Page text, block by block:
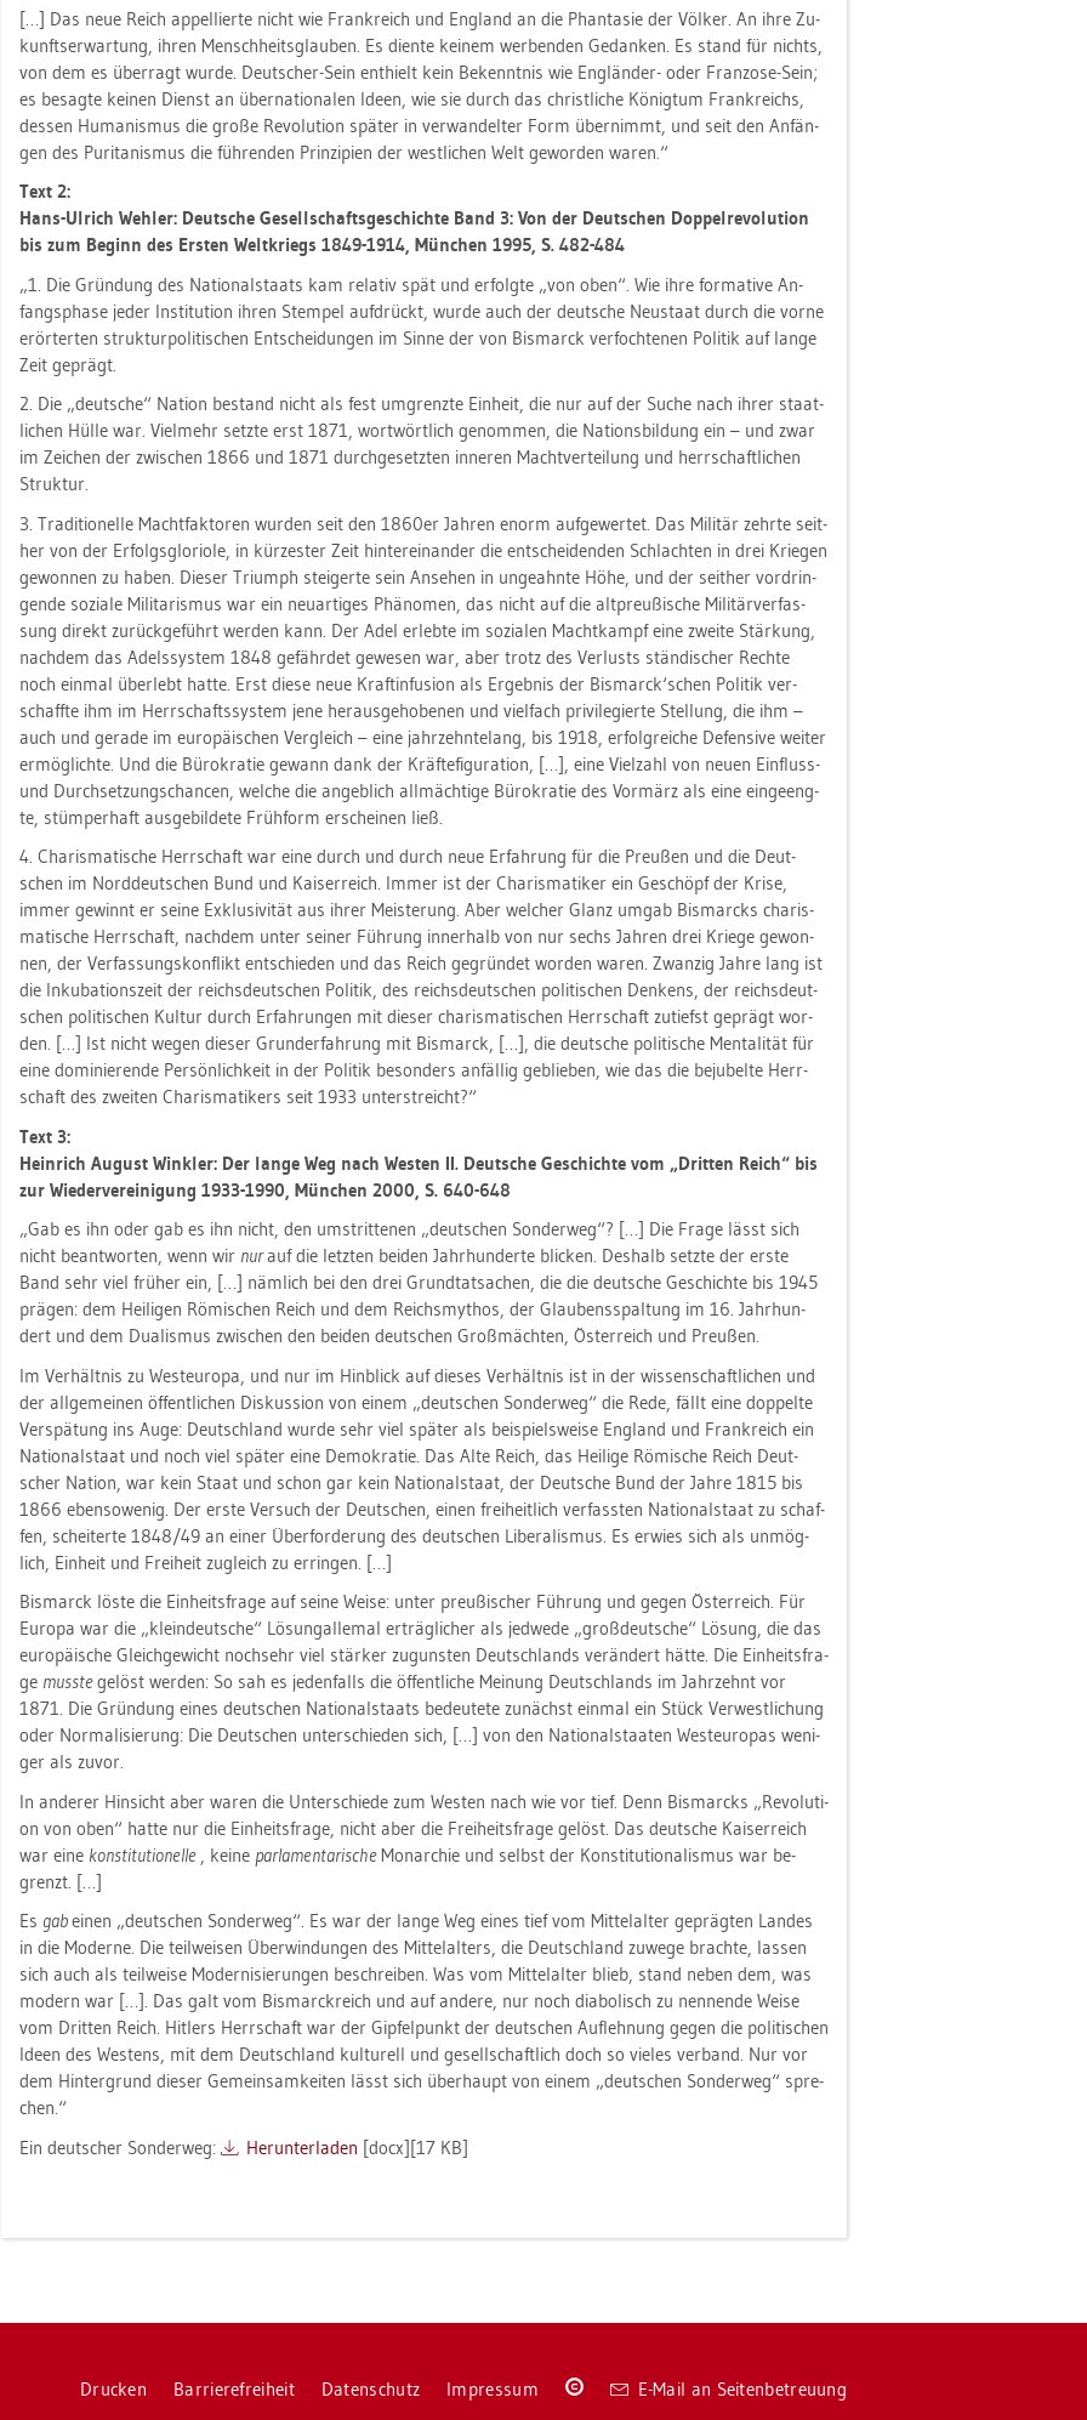
[…] Das neue Reich ap­pel­lier­te nicht wie Frank­reich und Eng­land an die Phan­ta­sie der Völ­ker. An ihre Zu­
kunfts­er­war­tung, ihren Mensch­heits­glau­ben. Es dien­te kei­nem wer­ben­den Ge­dan­ken. Es stand für nichts,
von dem es über­ragt wurde. Deut­scher-Sein ent­hielt kein Be­kennt­nis wie Eng­län­der- oder Fran­zo­se-Sein;
es be­sag­te kei­nen Dienst an über­na­tio­na­len Ideen, wie sie durch das christ­li­che Kö­nig­tum Frank­reichs,
des­sen Hu­ma­nis­mus die große Re­vo­lu­ti­on spä­ter in ver­wan­del­ter Form über­nimmt, und seit den An­fän­
gen des Pu­ri­ta­nis­mus die füh­ren­den Prin­zi­pi­en der west­li­chen Welt ge­wor­den waren.“
Text 2:
Hans-Ul­rich Weh­ler: Deut­sche Ge­sell­schafts­ge­schich­te Band 3: Von der Deut­schen Dop­pel­re­vo­lu­ti­on
bis zum Be­ginn des Ers­ten Welt­kriegs 1849-1914, Mün­chen 1995, S. 482-484
„1. Die Grün­dung des Na­tio­nal­staats kam re­la­tiv spät und er­folg­te „von oben“. Wie ihre for­ma­ti­ve An­
fangs­pha­se jeder In­sti­tu­ti­on ihren Stem­pel auf­drückt, wurde auch der deut­sche Neu­staat durch die vorne
er­ör­ter­ten struk­tur­po­li­ti­schen Ent­schei­dun­gen im Sinne der von Bis­marck ver­foch­te­nen Po­li­tik auf lange
Zeit ge­prägt.
2. Die „deut­sche“ Na­ti­on be­stand nicht als fest um­grenz­te Ein­heit, die nur auf der Suche nach ihrer staat­
li­chen Hülle war. Viel­mehr setz­te erst 1871, wort­wört­lich ge­nom­men, die Na­ti­ons­bil­dung ein – und zwar
im Zei­chen der zwi­schen 1866 und 1871 durch­ge­setz­ten in­ne­ren Macht­ver­tei­lung und herr­schaft­li­chen
Struk­tur.
3. Tra­di­tio­nel­le Macht­fak­to­ren wur­den seit den 1860er Jah­ren enorm auf­ge­wer­tet. Das Mi­li­tär zehr­te seit­
her von der Er­folgs­glo­rio­le, in kür­zes­ter Zeit hin­ter­ein­an­der die ent­schei­den­den Schlach­ten in drei Krie­gen
ge­won­nen zu haben. Die­ser Tri­umph stei­ger­te sein An­se­hen in un­ge­ahn­te Höhe, und der seit­her vor­drin­
gen­de so­zia­le Mi­li­ta­ris­mus war ein neu­ar­ti­ges Phä­no­men, das nicht auf die alt­preu­ßi­sche Mi­li­tär­ver­fas­
sung di­rekt zu­rück­ge­führt wer­den kann. Der Adel er­leb­te im so­zia­len Macht­kampf eine zwei­te Stär­kung,
nach­dem das Adels­sys­tem 1848 ge­fähr­det ge­we­sen war, aber trotz des Ver­lusts stän­di­scher Rech­te
noch ein­mal über­lebt hatte. Erst diese neue Kraf­t­in­fu­si­on als Er­geb­nis der Bis­marck‘schen Po­li­tik ver­
schaff­te ihm im Herr­schafts­sys­tem jene her­aus­ge­ho­be­nen und viel­fach pri­vi­le­gier­te Stel­lung, die ihm –
auch und ge­ra­de im eu­ro­päi­schen Ver­gleich – eine jahr­zehn­te­lang, bis 1918, er­folg­rei­che De­fen­si­ve wei­ter
er­mög­lich­te. Und die Bü­ro­kra­tie ge­wann dank der Kräf­te­fi­gu­ra­ti­on, […], eine Viel­zahl von neuen Ein­fluss-
und Durch­set­zungs­chan­cen, wel­che die an­geb­lich all­mäch­ti­ge Bü­ro­kra­tie des Vor­märz als eine ein­ge­eng­
te, stüm­per­haft aus­ge­bil­de­te Früh­form er­schei­nen ließ.
4. Cha­ris­ma­ti­sche Herr­schaft war eine durch und durch neue Er­fah­rung für die Preu­ßen und die Deut­
schen im Nord­deut­schen Bund und Kai­ser­reich. Immer ist der Cha­ris­ma­ti­ker ein Ge­schöpf der Krise,
immer ge­winnt er seine Ex­klu­si­vi­tät aus ihrer Meis­te­rung. Aber wel­cher Glanz umgab Bis­marcks cha­ris­
ma­ti­sche Herr­schaft, nach­dem unter sei­ner Füh­rung in­ner­halb von nur sechs Jah­ren drei Krie­ge ge­won­
nen, der Ver­fas­sungs­kon­flikt ent­schie­den und das Reich ge­grün­det wor­den waren. Zwan­zig Jahre lang ist
die In­ku­ba­ti­ons­zeit der reichs­deut­schen Po­li­tik, des reichs­deut­schen po­li­ti­schen Den­kens, der reichs­deut­
schen po­li­ti­schen Kul­tur durch Er­fah­run­gen mit die­ser cha­ris­ma­ti­schen Herr­schaft zu­tiefst ge­prägt wor­
den. […] Ist nicht wegen die­ser Grund­er­fah­rung mit Bis­marck, […], die deut­sche po­li­ti­sche Men­ta­li­tät für
eine do­mi­nie­ren­de Per­sön­lich­keit in der Po­li­tik be­son­ders an­fäl­lig ge­blie­ben, wie das die be­ju­bel­te Herr­
schaft des zwei­ten Cha­ris­ma­ti­kers seit 1933 un­ter­streicht?“
Text 3:
Hein­rich Au­gust Wink­ler: Der lange Weg nach Wes­ten II. Deut­sche Ge­schich­te vom „Drit­ten Reich“ bis
zur Wie­der­ver­ei­ni­gung 1933-1990, Mün­chen 2000, S. 640-648
„Gab es ihn oder gab es ihn nicht, den um­strit­te­nen „deut­schen Son­der­weg“? […] Die Frage lässt sich
nicht be­ant­wor­ten, wenn wir nurauf die letz­ten bei­den Jahr­hun­der­te bli­cken. Des­halb setz­te der erste
Band sehr viel frü­her ein, […] näm­lich bei den drei Grund­tat­sa­chen, die die deut­sche Ge­schich­te bis 1945
prä­gen: dem Hei­li­gen Rö­mi­schen Reich und dem Reichs­my­thos, der Glau­bens­spal­tung im 16. Jahr­hun­
dert und dem Dua­lis­mus zwi­schen den bei­den deut­schen Groß­mäch­ten, Ös­ter­reich und Preu­ßen.
Im Ver­hält­nis zu West­eu­ro­pa, und nur im Hin­blick auf die­ses Ver­hält­nis ist in der wis­sen­schaft­li­chen und
der all­ge­mei­nen öf­fent­li­chen Dis­kus­si­on von einem „deut­schen Son­der­weg“ die Rede, fällt eine dop­pel­te
Ver­spä­tung ins Auge: Deutsch­land wurde sehr viel spä­ter als bei­spiels­wei­se Eng­land und Frank­reich ein
Na­tio­nal­staat und noch viel spä­ter eine De­mo­kra­tie. Das Alte Reich, das Hei­li­ge Rö­mi­sche Reich Deut­
scher Na­ti­on, war kein Staat und schon gar kein Na­tio­nal­staat, der Deut­sche Bund der Jahre 1815 bis
1866 eben­so­we­nig. Der erste Ver­such der Deut­schen, einen frei­heit­lich ver­fass­ten Na­tio­nal­staat zu schaf­
fen, schei­ter­te 1848/49 an einer Über­for­de­rung des deut­schen Li­be­ra­lis­mus. Es er­wies sich als un­mög­
lich, Ein­heit und Frei­heit zu­gleich zu er­rin­gen. […]
Bis­marck löste die Ein­heits­fra­ge auf seine Weise: unter preu­ßi­scher Füh­rung und gegen Ös­ter­reich. Für
Eu­ro­pa war die „klein­deut­sche“ Lö­sun­gal­le­mal er­träg­li­cher als jed­we­de „groß­deut­sche“ Lö­sung, die das
eu­ro­päi­sche Gleich­ge­wicht noch­sehr viel stär­ker zu­guns­ten Deutsch­lands ver­än­dert hätte. Die Ein­heits­fra­
ge muss­tege­löst wer­den: So sah es je­den­falls die öf­fent­li­che Mei­nung Deutsch­lands im Jahr­zehnt vor
1871. Die Grün­dung eines deut­schen Na­tio­nal­staats be­deu­te­te zu­nächst ein­mal ein Stück Ver­west­li­chung
oder Nor­ma­li­sie­rung: Die Deut­schen un­ter­schie­den sich, […] von den Na­tio­nal­staa­ten West­eu­ro­pas we­ni­
ger als zuvor.
In an­de­rer Hin­sicht aber waren die Un­ter­schie­de zum Wes­ten nach wie vor tief. Denn Bis­marcks „Re­vo­lu­ti­
on von oben“ hatte nur die Ein­heits­fra­ge, nicht aber die Frei­heits­fra­ge ge­löst. Das deut­sche Kai­ser­reich
war eine kon­sti­tu­tio­nel­le , keine par­la­men­ta­ri­scheMon­ar­chie und selbst der Kon­sti­tu­tio­na­lis­mus war be­
grenzt. […]
Es gabeinen „deut­schen Son­der­weg“. Es war der lange Weg eines tief vom Mit­tel­al­ter ge­präg­ten Lan­des
in die Mo­der­ne. Die teil­wei­sen Über­win­dun­gen des Mit­tel­al­ters, die Deutsch­land zu­we­ge brach­te, las­sen
sich auch als teil­wei­se Mo­der­ni­sie­run­gen be­schrei­ben. Was vom Mit­tel­al­ter blieb, stand neben dem, was
mo­dern war […]. Das galt vom Bis­marck­reich und auf an­de­re, nur noch dia­bo­lisch zu nen­nen­de Weise
vom Drit­ten Reich. Hit­lers Herr­schaft war der Gip­fel­punkt der deut­schen Auf­leh­nung gegen die po­li­ti­schen
Ideen des Wes­tens, mit dem Deutsch­land kul­tu­rell und ge­sell­schaft­lich doch so vie­les ver­band. Nur vor
dem Hin­ter­grund die­ser Ge­mein­sam­kei­ten lässt sich über­haupt von einem „deut­schen Son­der­weg“ spre­
chen.“
Ein deut­scher Son­der­weg:
Her­un­ter­la­den [docx][17 KB]
Dru­cken Bar­rie­re­frei­heit Da­ten­schutz Im­pres­sum
Co­
E-Mail an Sei­ten­be­treu­ung